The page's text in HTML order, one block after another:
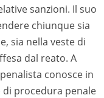
sanzioni. Il suo
chiunque sia
sia nella veste di
dal reato. A
conosce in
procedura penale